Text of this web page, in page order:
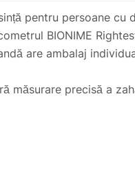
pentru persoane cu
BIONIME
are ambalaj
măsurare precisă a